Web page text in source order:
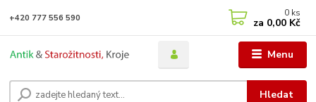
Menu
Hledat
+420 777 556 590 0 ks
za 0,00 Kč